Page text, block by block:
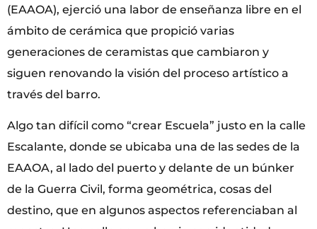
(EAAOA), ejerció una labor de enseñanza libre en el
ámbito de cerámica que propició varias
generaciones de ceramistas que cambiaron y
siguen renovando la visión del proceso artístico a
través del barro.
Algo tan difícil como “crear Escuela” justo en la calle
Escalante, donde se ubicaba una de las sedes de la
EAAOA, al lado del puerto y delante de un búnker
de la Guerra Civil, forma geométrica, cosas del
destino, que en algunos aspectos referenciaban al